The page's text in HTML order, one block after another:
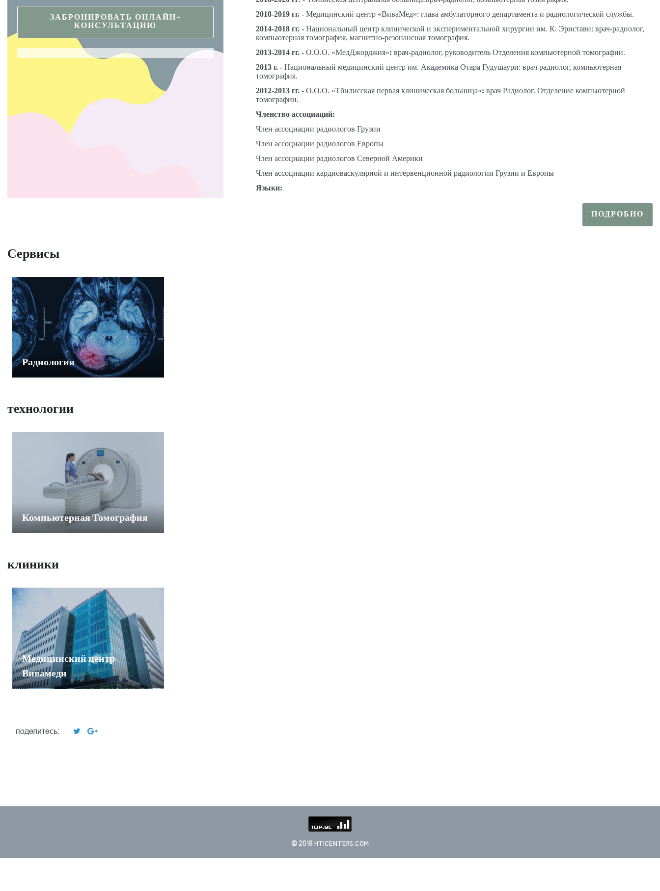
ЗАБРОНИРОВАТЬ ОНЛАЙН-
КОНСУЛЬТАЦИЮ
2018-2019 гг. -Медицинский центр «ВиваМед»: глава амбулаторного департамента и радиологической службы.
2014-2018 гг. -Национальный центр клинической и экспериментальной хирургии им. К. Эристави: врач-радиолог,
компьютерная томография, магнитно-резонансная томография.
2013-2014 гг. -О.О.О. «МедДжорджия»:врач-радиолог, руководитель Отделения компьютерной томографии.
2013 г. -Национальный медицинский центр им. Академика Отара Гудушаури: врач радиолог, компьютерная
томография.
2012-2013 гг. -О.О.О. «Тбилисская первая клиническая больница»:врач Радиолог. Отделение компьютерной
томографии.
Членство ассоциаций:
Член ассоциации радиологов Грузии
Член ассоциации радиологов Европы
Член ассоциации радиологов Северной Америки
Член ассоциации кардиоваскулярной и интервенционной радиологии Грузии и Европы
Языки:
ПОДРОБНО
Сервисы
Радиология
технологии
Компьютерная Томография
клиники
Медицинский центр
Вивамеди
поделитесь:
© 2018 HTICENTERS.COM